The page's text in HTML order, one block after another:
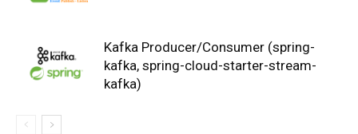
Kafka Producer/Consumer (spring-
kafka, spring-cloud-starter-stream-
kafka)